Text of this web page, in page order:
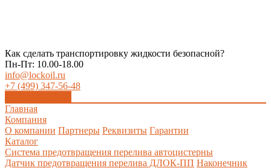
Как сделать транспортировку жидкости безопасной?
Пн-Пт: 10.00-18.00
info@lockoil.ru
+7 (499) 347-56-48
Главная
Компания
О компании Партнеры Реквизиты Гарантии
Каталог
Система предотвращения перелива автоцистерны
Датчик предотвращения перелива ДЛОК-ПП Наконечник